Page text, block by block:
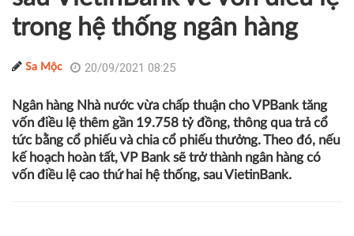
trong hệ thống ngân hàng
Sa Mộc 20/09/2021 08:25
Ngân hàng Nhà nước vừa chấp thuận cho VPBank tăng
vốn điều lệ thêm gần 19.758 tỷ đồng, thông qua trả cổ
tức bằng cổ phiếu và chia cổ phiếu thưởng. Theo đó, nếu
kế hoạch hoàn tất, VP Bank sẽ trở thành ngân hàng có
vốn điều lệ cao thứ hai hệ thống, sau VietinBank.